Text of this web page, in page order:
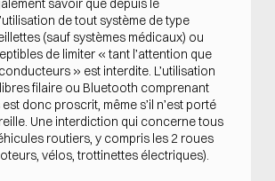
savoir que depuis le
de tout système de type
(sauf systèmes médicaux) ou
de limiter « tant l’attention que
» est interdite. L’utilisation
libres filaire ou Bluetooth comprenant
donc proscrit, même s’il n’est porté
Une interdiction qui concerne tous
routiers, y compris les 2 roues
vélos, trottinettes électriques).